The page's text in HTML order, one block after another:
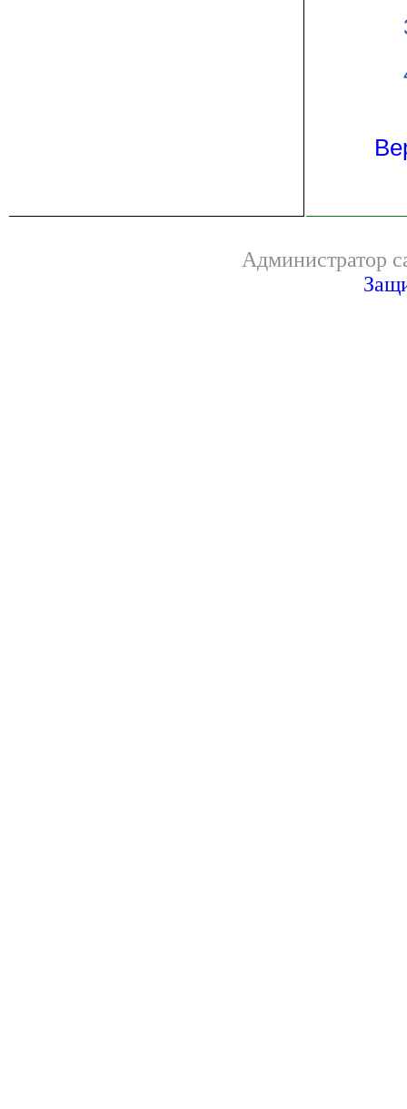
Администратор